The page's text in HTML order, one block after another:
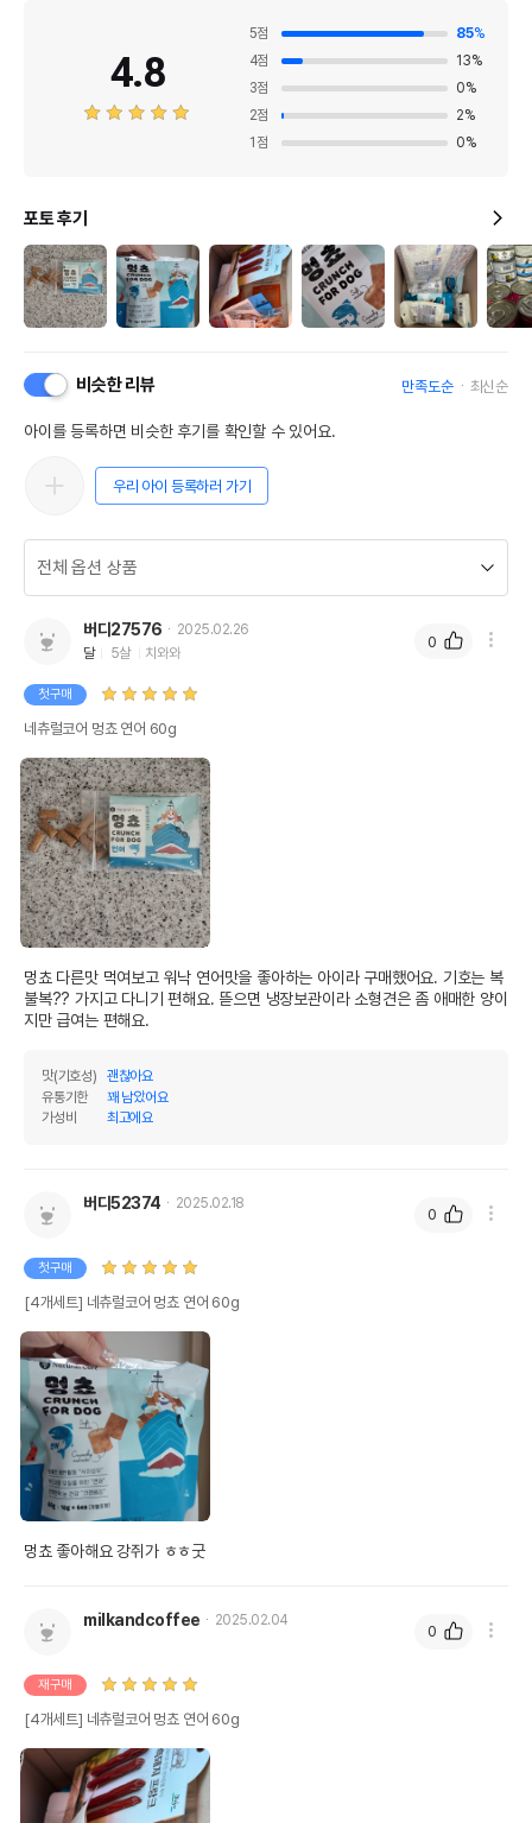
4.8
5점 85%
4점 13%
3점 0%
2점 2%
1 점 0%
포토 후기
비슷한 리뷰 만족도순 최신순
아이를 등록하면 비슷한 후기를 확인할 수 있어요.
우리 아이 등록하러 가기
버디27576
2025.02.26
달
5살 치와와
첫구매
네츄럴코어 멍쵸 연어 60g
멍쵸 다른맛 먹여보고 워낙 연어맛을 좋아하는 아이라 구매했어요. 기호는 복
불복?? 가지고 다니기 편해요. 뜯으면 냉장보관이라 소형견은 좀 애매한 양이
지만 급여는 편해요.
맛(기호성)
괜찮아요
유통기한
꽤 남았어요
가성비
최고에요
0
버디52374 2025.02.18
첫구매
[4개세트] 네츄럴코어 멍쵸 연어 60g
멍쵸 좋아해요 강쥐가 ㅎㅎ굿
0
milkandcoffee 2025.02.04
재구매
[4개세트] 네츄럴코어 멍쵸 연어 60g
0